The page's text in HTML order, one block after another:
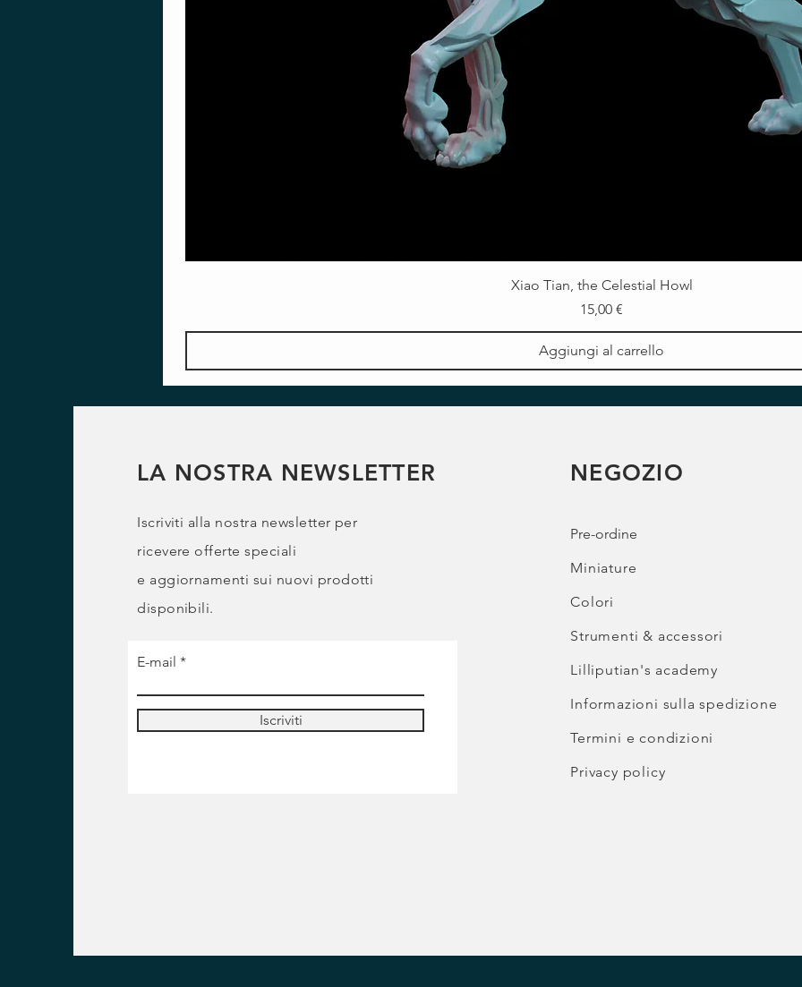
Xiao Tian, the Celestial Howl
Prezzo
15,00 €
Aggiungi al carrello
LA NOSTRA NEWSLETTER
Iscriviti alla nostra newsletter per
ricevere offerte speciali
e aggiornamenti sui nuovi prodotti
disponibili.
E-mail
Iscriviti
NEGOZIO
Pre-ordine
Miniature
Colori
Strumenti & accessori
Lilliputian's academy
Informazioni sulla spedizione
Termini e condizioni
Privacy policy